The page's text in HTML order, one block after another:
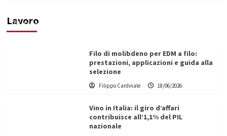
LavoroFilippo Cardinale
Filo di molibdeno per EDM a filo:
prestazioni, applicazioni e guida alla
selezione
Filippo Cardinale 18/06/2026
Vino in Italia: il giro d’affari
contribuisce all’1,1% del PIL
nazionale